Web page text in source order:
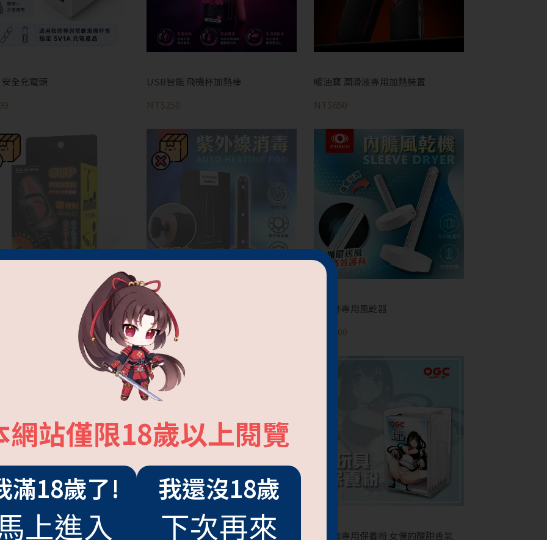
網站僅限18歲以上閱覽
滿18歲了!
上進入
我還沒18歲
下次再來
安全充電頭
USB智能 飛機杯加熱棒
NT$250
暖油寶 潤滑液專用加熱裝置
NT$650
PARTNER 自慰套固定器
智能加溫抑菌棒
NT$390
飛機杯專用風乾器
NT$600
UV-C恆溫加熱消毒棒
自慰套專用保養粉 女僕的酸甜香氣